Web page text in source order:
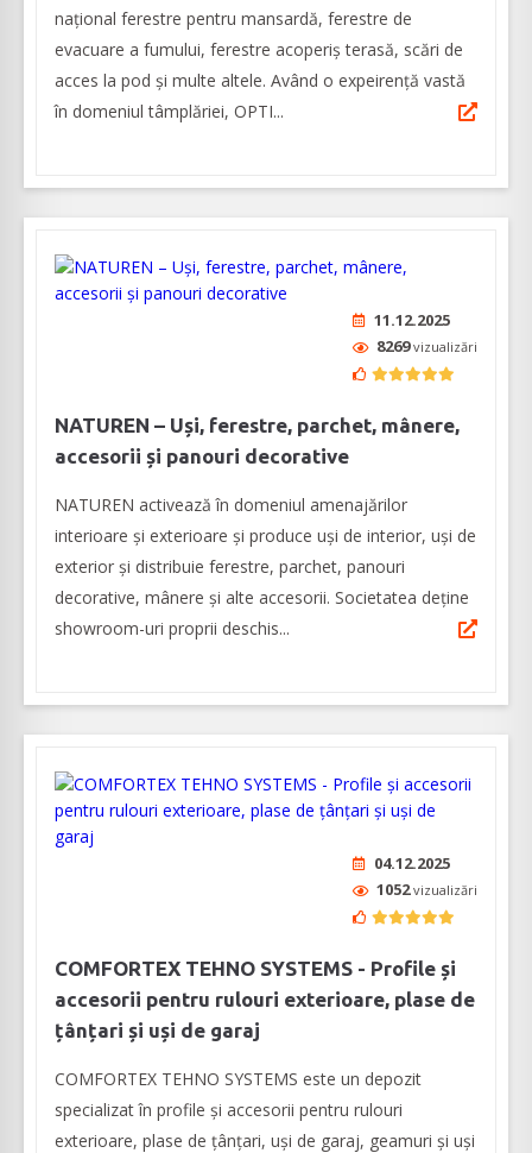
naţional ferestre pentru mansardă, ferestre de
evacuare a fumului, ferestre acoperiş terasă, scări de
acces la pod și multe altele. Având o expeirenţă vastă
în domeniul tâmplăriei, OPTI...
11.12.2025
8269vizualizări
NATUREN – Uși, ferestre, parchet, mânere,
accesorii și panouri decorative
NATUREN activează în domeniul amenajărilor
interioare şi exterioare şi produce uși de interior, uși de
exterior și distribuie ferestre, parchet, panouri
decorative, mânere și alte accesorii. Societatea deține
showroom-uri proprii deschis...
04.12.2025
1052vizualizări
COMFORTEX TEHNO SYSTEMS - Profile și
accesorii pentru rulouri exterioare, plase de
țânțari și uși de garaj
COMFORTEX TEHNO SYSTEMS este un depozit
specializat în profile și accesorii pentru rulouri
exterioare, plase de țânțari, uși de garaj, geamuri și uși